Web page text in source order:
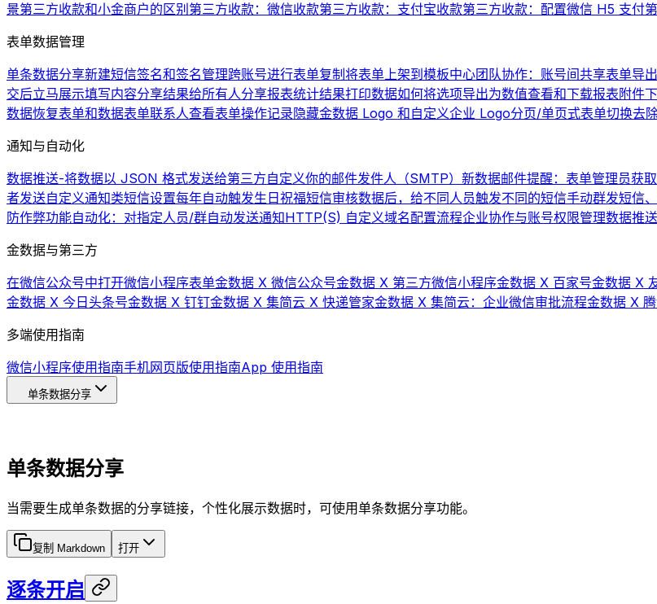
景第三方收款和小金商户的区别 第三方收款：微信收款第三方收款：支付宝收款第三方收款：配置微信 H5 支付
表单数据管理
单条数据分享新建短信签名和签名管理跨账号进行表单复制 将表单上架到模板中心团队协作：账号间共享表单导
交后立马展示填写内容分享结果给所有人分享报表统计结果打印数据如何将选项导出为数值查看和下载报表附件
数据恢复表单和数据表单联系人查看表单操作记录隐藏金数据 Logo 和自定义企业 Logo分页/单页式表单切换去
通知与自动化
数据推送-将数据以 JSON 格式发送给第三方自定义你的邮件发件人（SMTP） 新数据邮件提醒：表单管理员获
者发送自定义通知类短信设置每年自动触发生日祝福短信审核数据后，给不同人员触发不同的短信手动群发短信
防作弊功能自动化：对指定人员/群自动发送通知HTTP(S) 自定义域名配置流程企业协作与账号权限管理数据推
金数据与第三方
在微信公众号中打开微信小程序表单金数据 X 微信公众号金数据 X 第三方微信小程序金数据 X 百家号金数据 X
金数据 X 今日头条号金数据 X 钉钉金数据 X 集简云 X 快递管家金数据 X 集简云：企业微信审批流程金数据 X
多端使用指南
微信小程序使用指南手机网页版使用指南App 使用指南
单条数据分享
单条数据分享
当需要生成单条数据的分享链接，个性化展示数据时，可使用单条数据分享功能。
复制 Markdown 打开
逐条开启